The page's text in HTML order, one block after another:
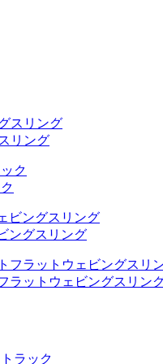
リング
ングスリング
ラットウェビングスリン